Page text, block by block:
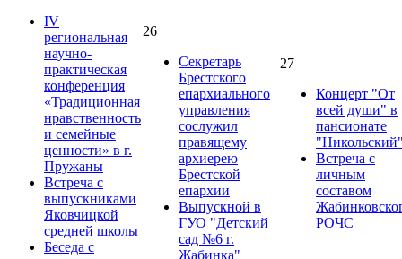
IV
региональная
научно-
практическая
конференция
«Традиционная
нравственность
и семейные
ценности» в г.
Пружаны
Встреча с
выпускниками
Яковчицкой
средней школы
Беседа с
26
Секретарь
Брестского
епархиального
управления
сослужил
правящему
архиерею
Брестской
епархии
Выпускной в
ГУО "Детский
сад №6 г.
Жабинка"
27
Концерт "От
всей души" в
пансионате
Встреча с
личным
составом
РОЧС